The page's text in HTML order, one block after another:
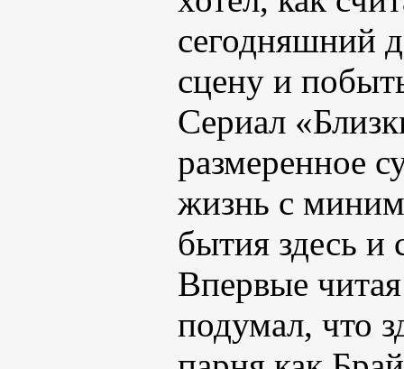
сегодняшний
сцену и
Сериал
размеренное
жизнь с
бытия здесь и
Впервые
подумал, что